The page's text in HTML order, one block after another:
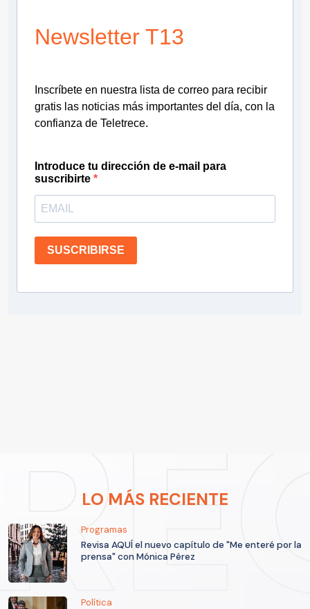
Newsletter T13
Inscríbete en nuestra lista de correo para recibir
gratis las noticias más importantes del día, con la
confianza de Teletrece.
Introduce tu dirección de e-mail para
suscribirte
SUSCRIBIRSE
LO MÁS RECIENTE
Programas
Revisa AQUÍ el nuevo capítulo de "Me enteré por la
prensa" con Mónica Pérez
Política